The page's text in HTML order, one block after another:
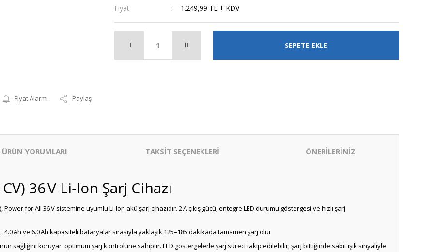
Fiyat Alarmı Paylaş
Fiyat
1.249,99 TL + KDV
SEPETE EKLE
ÜRÜN YORUMLARI TAKSİT SEÇENEKLERİ ÖNERİLERİNİZ
36 V Li‑Ion Şarj Cihazı
for All 36 V sistemine uyumlu Li‑Ion akü şarj cihazıdır. 2 A çıkış gücü, entegre LED durumu göstergesi ve hızlı şarj
Ah ve 6.0 Ah kapasiteli bataryalar sırasıyla yaklaşık 125–185 dakikada tamamen şarj olur
sağlığını koruyan optimum şarj kontrolüne sahiptir. LED göstergelerle şarj süreci takip edilebilir; şarj bittiğinde sabit ışık sinyaliyle